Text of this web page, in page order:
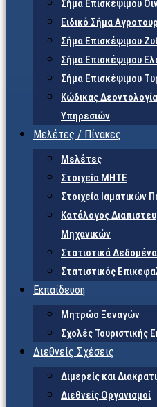
Σήμα Επισκέψιμου
Ειδικό Σήμα
Σήμα Επισκέψιμου
Σήμα Επισκέψιμου
Σήμα Επισκέψιμου
Κώδικας
Υπηρεσιών
Μελέτες / Πίνακες
Μελέτες
Στοιχεία ΜΗΤΕ
Στοιχεία Ιαματικών
Κατάλογος
Μηχανικών
Στατιστικά
Στατιστικός
Εκπαίδευση
Μητρώο Ξεναγών
Σχολές Τουριστικής
Διεθνείς Σχέσεις
Διμερείς και
Διεθνείς Οργανισμοί